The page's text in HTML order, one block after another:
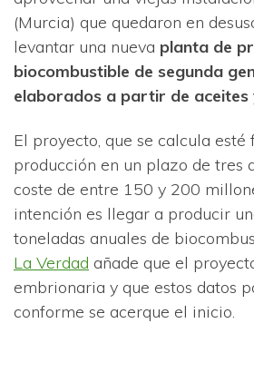
(Murcia) que quedaron en
levantar una nueva planta de
biocombustible de segunda
elaborados a partir de aceites
El proyecto, que se calcula esté
producción en un plazo de tres
coste de entre 150 y 200
intención es llegar a producir
toneladas anuales de
La Verdad añade que el
embrionaria y que estos datos
conforme se acerque el inicio.